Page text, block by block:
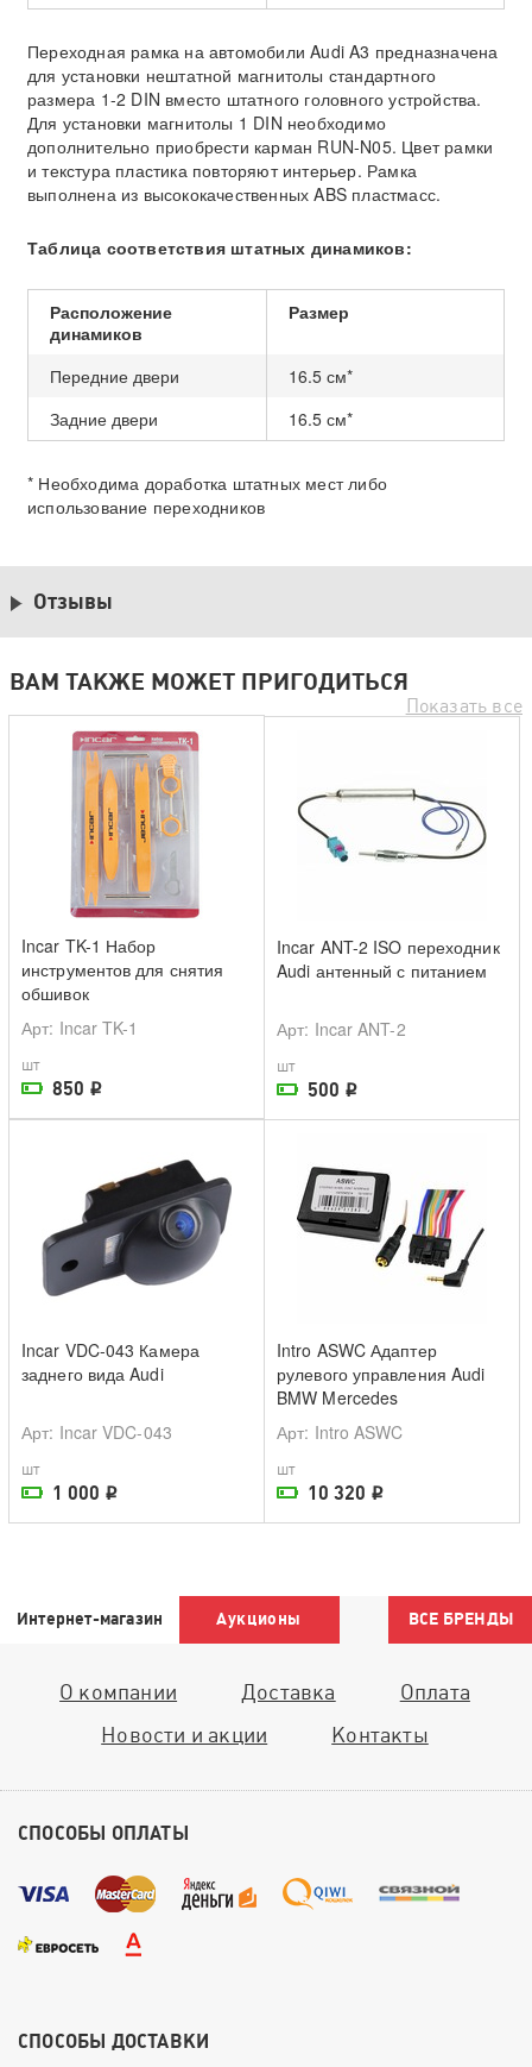
Переходная рамка на автомобили Audi A3 предназначена
для установки нештатной магнитолы стандартного
размера 1-2 DIN вместо штатного головного устройства.
Для установки магнитолы 1 DIN необходимо
дополнительно приобрести карман RUN-N05. Цвет рамки
и текстура пластика повторяют интерьер. Рамка
выполнена из высококачественных ABS пластмасс.
Таблица соответствия штатных динамиков:
Расположение
динамиков
Размер
Передние двери
16.5 см*
Задние двери
16.5 см*
* Необходима доработка штатных мест либо
использование переходников
Отзывы
ВАМ ТАКЖЕ МОЖЕТ ПРИГОДИТЬСЯ
Показать все
На складе поставщика
Incar TK-1 Набор
инструментов для снятия
обшивок
Арт: Incar TK-1
шт
850 i На складе поставщика
Incar ANT-2 ISO переходник
Audi антенный с питанием
Арт: Incar ANT-2
шт
500 i
На складе поставщика
Incar VDC-043 Камера
заднего вида Audi
Арт: Incar VDC-043
шт
1 000 i На складе поставщика
Intro ASWC Адаптер
рулевого управления Audi
BMW Mercedes
Арт: Intro ASWC
шт
10 320 i
Интернет-магазин Аукционы ВСЕ БРЕНДЫ
О компании Доставка
Оплата
Новости и акции
Контакты
СПОСОБЫ ОПЛАТЫ
СПОСОБЫ ДОСТАВКИ